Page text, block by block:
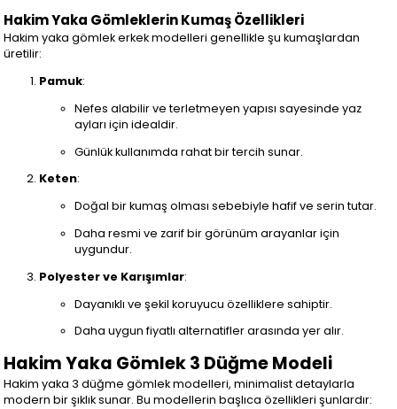
Hakim Yaka Gömleklerin Kumaş Özellikleri
Hakim yaka gömlek erkek modelleri genellikle şu kumaşlardan
üretilir:
Pamuk:
Nefes alabilir ve terletmeyen yapısı sayesinde yaz
ayları için idealdir.
Günlük kullanımda rahat bir tercih sunar.
Keten:
Doğal bir kumaş olması sebebiyle hafif ve serin tutar.
Daha resmi ve zarif bir görünüm arayanlar için
uygundur.
Polyester ve Karışımlar:
Dayanıklı ve şekil koruyucu özelliklere sahiptir.
Daha uygun fiyatlı alternatifler arasında yer alır.
Hakim Yaka Gömlek 3 Düğme Modeli
Hakim yaka 3 düğme gömlek modelleri, minimalist detaylarla
modern bir şıklık sunar. Bu modellerin başlıca özellikleri şunlardır: